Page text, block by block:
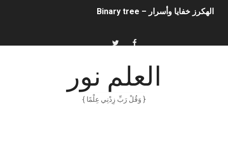
أناس ملهمون يجب أن تقرأ قصصهم
العلم نور
{ وَقُلْ رَبِّ زِدْنِي عِلْمًا }